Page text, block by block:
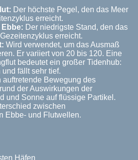
Der höchste Pegel, den das Meer
erreicht.
Der niedrigste Stand, den das
erreicht.
Wird verwendet, um das Ausmaß
Er variiert von 20 bis 120. Eine
bedeutet ein großer Tidenhub:
und fällt sehr tief.
auftretende Bewegung des
der Auswirkungen der
und Sonne auf flüssige Partikel.
zwischen
Ebbe- und Flutwellen.
Häfen